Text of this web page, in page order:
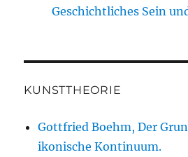
Geschichtliches Sein
KUNSTTHEORIE
Gottfried Boehm, Der
ikonische Kontinuum.